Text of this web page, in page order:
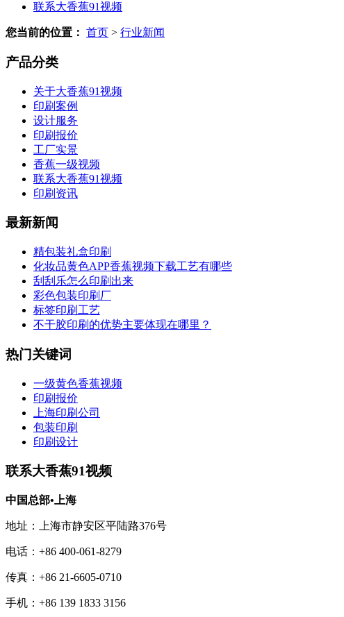
联系大香蕉91视频
您当前的位置： 首页 > 行业新闻
产品分类
关于大香蕉91视频
印刷案例
设计服务
印刷报价
工厂实景
香蕉一级视频
联系大香蕉91视频
印刷资讯
最新新闻
精包装礼盒印刷
化妆品黄色APP香蕉视频下载工艺有哪些
刮刮乐怎么印刷出来
彩色包装印刷厂
标签印刷工艺
不干胶印刷的优势主要体现在哪里？
热门关键词
一级黄色香蕉视频
印刷报价
上海印刷公司
包装印刷
印刷设计
联系大香蕉91视频
中国总部•上海
地址：上海市静安区平陆路376号
电话：+86 400-061-8279
传真：+86 21-6605-0710
手机：+86 139 1833 3156